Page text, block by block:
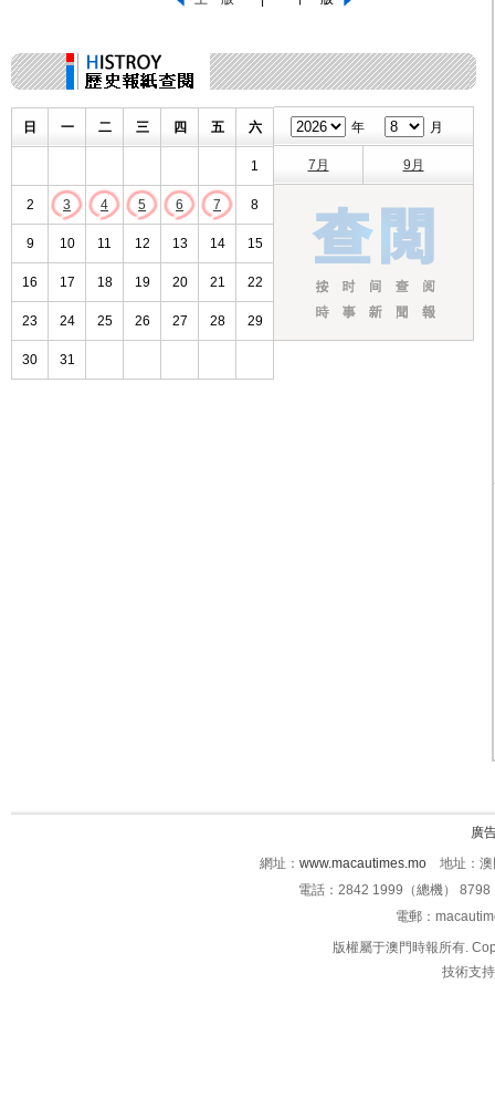
日 一 二 三 四 五 六
1
2 3 4 5 6 7 8
9 10 11 12 13 14 15
16 17 18 19 20 21 22
23 24 25 26 27 28 29
30 31
年 月
7月 9月
廣
網址： www.macautimes.mo 地址：澳
電話：2842 1999（總機）
電郵：
版權屬于澳門時報所有.
技術支